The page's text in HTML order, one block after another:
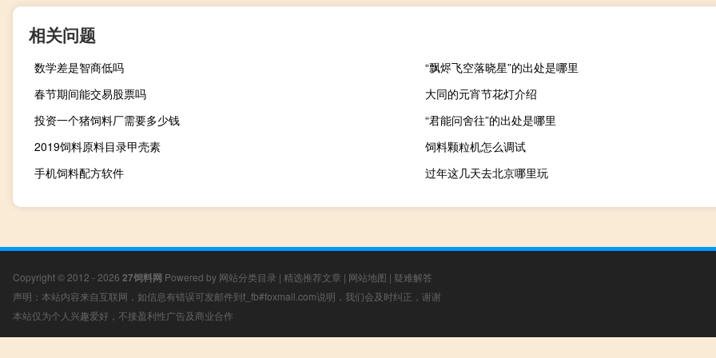
相关问题
数学差是智商低吗
“飘烬飞空落晓星”的出处是哪里
春节期间能交易股票吗
大同的元宵节花灯介绍
投资一个猪饲料厂需要多少钱
“君能问舍往”的出处是哪里
2019饲料原料目录甲壳素
饲料颗粒机怎么调试
手机饲料配方软件
过年这几天去北京哪里玩
Copyright © 2012 - 2026 27饲料网 Powered by 网站分类目录 | 精选推荐文章 | 网站地图 | 疑难解答
声明：本站内容来自互联网，如信息有错误可发邮件到f_fb#foxmail.com说明，我们会及时纠正，谢谢
本站仅为个人兴趣爱好，不接盈利性广告及商业合作